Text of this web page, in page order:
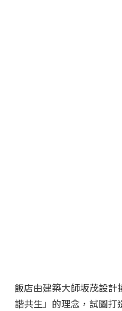
飯店由建築大師坂茂設計
諧共生」的理念，試圖打